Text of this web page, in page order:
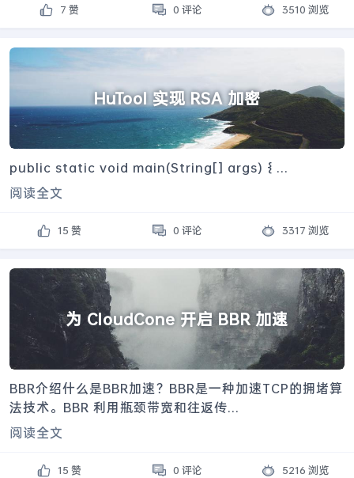
7 赞 0 评论 3510 浏览
HuTool 实现 RSA 加密
public static void main(String[] args) { ...
阅读全文
15 赞 0 评论 3317 浏览
为 CloudCone 开启 BBR 加速
BBR介绍什么是BBR加速？BBR是一种加速TCP的拥堵算
法技术。BBR 利用瓶颈带宽和往返传...
阅读全文
15 赞 0 评论 5216 浏览